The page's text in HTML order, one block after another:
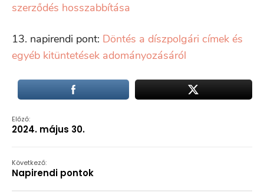
szerződés hosszabbítása
13. napirendi pont: Döntés a díszpolgári címek és
egyéb kitüntetések adományozásáról
Előző:
2024. május 30.
Következő:
Napirendi pontok